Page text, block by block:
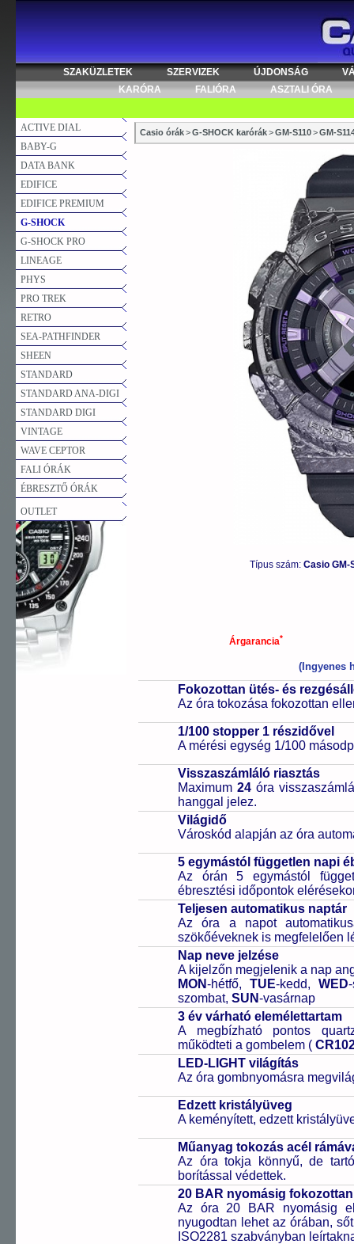
SZAKÜZLETEK SZERVIZEK ÚJDONSÁG
KARÓRA
FALIÓRA ASZTALI ÓRA
ACTIVE DIAL
BABY-G
DATA BANK
EDIFICE
EDIFICE PREMIUM
G-SHOCK
G-SHOCK PRO
LINEAGE
PHYS
PRO TREK
RETRO
SEA-PATHFINDER
SHEEN
STANDARD
STANDARD ANA-DIGI
STANDARD DIGI
VINTAGE
WAVE CEPTOR
FALI ÓRÁK
ÉBRESZTŐ ÓRÁK
OUTLET
Casio órák>G-SHOCK karórák>GM-S110>GM-
Típus szám: Casio GM-
Árgarancia*
(Ingyenes
Fokozottan ütés- és
Az óra tokozása fokozottan
1/100 stopper 1 részidővel
A mérési egység 1/100
Visszaszámláló riasztás
Maximum24 óra
hanggal jelez.
Világidő
Városkód alapján az óra
5 egymástól független napi
Az órán 5 egymástól
ébresztési időpontok
Teljesen automatikus naptár
Az óra a napot
szökőéveknek is megfelelően
Nap neve jelzése
A kijelzőn megjelenik a nap
MON-hétfő, TUE-kedd, WED
szombat, SUN-vasárnap
3 év várható elemélettartam
A megbízható pontos
működteti a gombelem (
LED-LIGHT világítás
Az óra gombnyomásra
Edzett kristályüveg
A keményített, edzett
Műanyag tokozás acél
Az óra tokja könnyű, de
borítással védettek.
20 BAR nyomásig
Az óra 20 BAR nyomásig
nyugodtan lehet az órában,
ISO2281 szabványban